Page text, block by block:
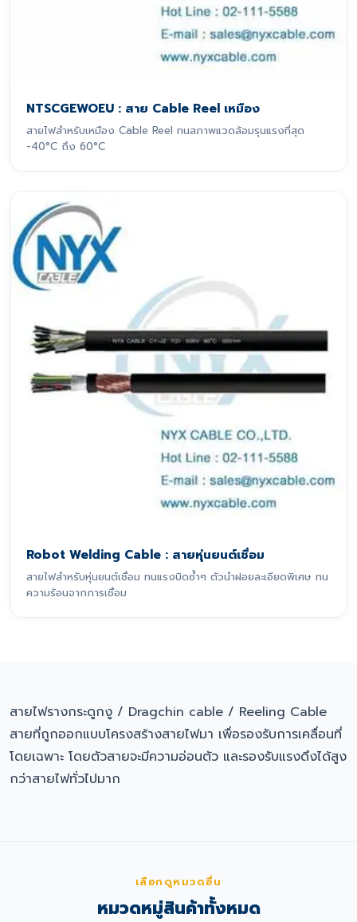
NTSCGEWOEU : สาย Cable Reel เหมือง
สายไฟสำหรับเหมือง Cable Reel ทนสภาพแวดล้อมรุนแรงที่สุด
-40°C ถึง 60°C
Robot Welding Cable : สายหุ่นยนต์เชื่อม
สายไฟสำหรับหุ่นยนต์เชื่อม ทนแรงบิดซ้ำๆ ตัวนำฝอยละเอียดพิเศษ ทน
ความร้อนจากการเชื่อม
สายไฟรางกระดูกงู / Dragchin cable / Reeling Cable
สายที่ถูกออกแบบโครงสร้างสายไฟมา เพื่อรองรับการเคลื่อนที่
โดยเฉพาะ โดยตัวสายจะมีความอ่อนตัว และรองรับแรงดึงได้สูง
กว่าสายไฟทั่วไปมาก
เลือกดูหมวดอื่น
หมวดหมู่สินค้าทั้งหมด